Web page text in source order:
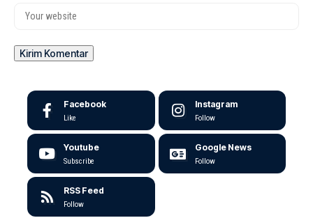
Facebook
Like
Instagram
Follow
Youtube
Subscribe
Google News
Follow
RSS Feed
Follow